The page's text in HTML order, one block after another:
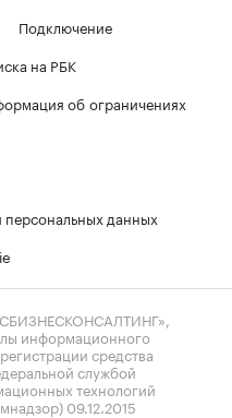
Подключение
на РБК
об ограничениях
данных
информационного
средства
службой
технологий
09.12.2015